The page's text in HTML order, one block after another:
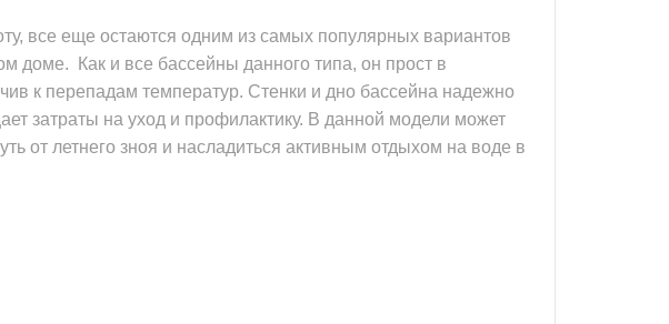
все еще остаются одним из самых популярных вариантов
доме. Как и все бассейны данного типа, он прост в
к перепадам температур. Стенки и дно бассейна надежно
затраты на уход и профилактику. В данной модели может
от летнего зноя и насладиться активным отдыхом на воде в